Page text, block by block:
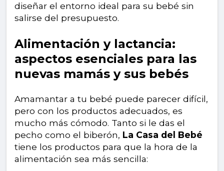
diseñar el entorno ideal para su bebé sin
salirse del presupuesto.
Alimentación y lactancia:
aspectos esenciales para las
nuevas mamás y sus bebés
Amamantar a tu bebé puede parecer difícil,
pero con los productos adecuados, es
mucho más cómodo. Tanto si le das el
pecho como el biberón, La Casa del Bebé
tiene los productos para que la hora de la
alimentación sea más sencilla: